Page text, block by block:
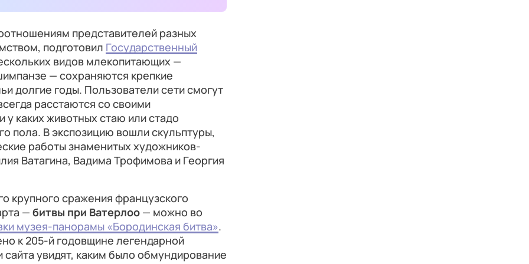
представителей разных
подготовил Государственный
видов млекопитающих —
— сохраняются крепкие
долгие годы. Пользователи сети смогут
расстаются со своими
каких животных стаю или стадо
пола. В экспозицию вошли скульптуры,
работы знаменитых художников-
Ватагина, Вадима Трофимова и Георгия
крупного сражения французского
— битвы при Ватерлоо — можно во
музея-панорамы «Бородинская битва».
к 205-й годовщине легендарной
увидят, каким было обмундирование